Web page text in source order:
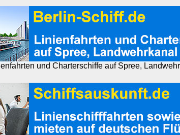
und Charterschiffe auf Spree,